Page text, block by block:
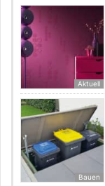
Aktuell
Bauen